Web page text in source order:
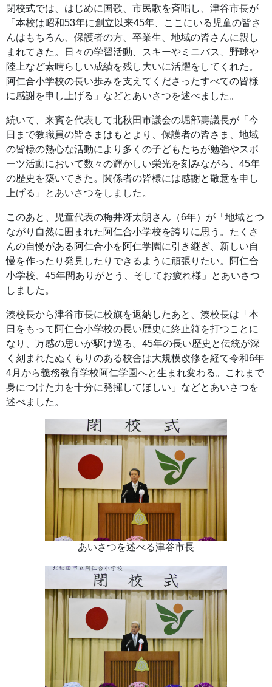
閉校式では、はじめに国歌、市民歌を斉唱し、津谷市長が
「本校は昭和53年に創立以来45年、ここにいる児童の皆さ
んはもちろん、保護者の方、卒業生、地域の皆さんに親し
まれてきた。日々の学習活動、スキーやミニバス、野球や
陸上など素晴らしい成績を残し大いに活躍をしてくれた。
阿仁合小学校の長い歩みを支えてくださったすべての皆様
に感謝を申し上げる」などとあいさつを述べました。
続いて、来賓を代表して北秋田市議会の堀部壽議長が「今
日まで教職員の皆さまはもとより、保護者の皆さま、地域
の皆様の熱心な活動により多くの子どもたちが勉強やスポ
ーツ活動において数々の輝かしい栄光を刻みながら、45年
の歴史を築いてきた。関係者の皆様には感謝と敬意を申し
上げる」とあいさつをしました。
このあと、児童代表の梅井冴太朗さん（6年）が「地域とつ
ながり自然に囲まれた阿仁合小学校を誇りに思う。たくさ
んの自慢がある阿仁合小を阿仁学園に引き継ぎ、新しい自
慢を作ったり発見したりできるように頑張りたい。阿仁合
小学校、45年間ありがとう、そしてお疲れ様」とあいさつ
しました。
湊校長から津谷市長に校旗を返納したあと、湊校長は「本
日をもって阿仁合小学校の長い歴史に終止符を打つことに
なり、万感の思いが駆け巡る。45年の長い歴史と伝統が深
く刻まれたぬくもりのある校舎は大規模改修を経て令和6年
4月から義務教育学校阿仁学園へと生まれ変わる。これまで
身につけた力を十分に発揮してほしい」などとあいさつを
述べました。
あいさつを述べる津谷市長